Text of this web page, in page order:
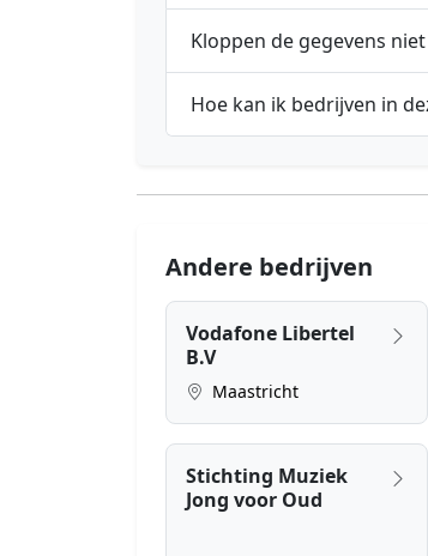
Kloppen de gegevens
Hoe kan ik bedrijven in
Andere bedrijven
Vodafone Libertel
B.V
Maastricht
Stichting Muziek
Jong voor Oud